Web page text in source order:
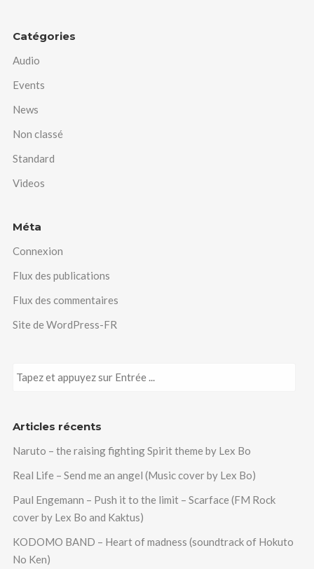
Catégories
Audio
Events
News
Non classé
Standard
Videos
Méta
Connexion
Flux des publications
Flux des commentaires
Site de WordPress-FR
Articles récents
Naruto – the raising fighting Spirit theme by Lex Bo
Real Life – Send me an angel (Music cover by Lex Bo)
Paul Engemann – Push it to the limit – Scarface (FM Rock
cover by Lex Bo and Kaktus)
KODOMO BAND – Heart of madness (soundtrack of Hokuto
No Ken)